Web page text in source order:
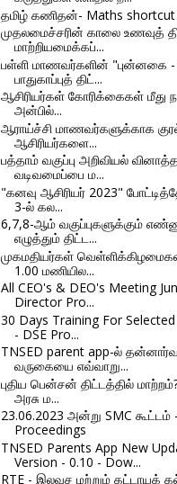
தமிழ் கணிதன்- Maths shortcut
முதலமைச்சரின் காலை உணவுத்
மாற்றியமைக்கப்...
பள்ளி மாணவர்களின் "புன்னகை -
பாதுகாப்புத் திட்...
ஆசிரியர்கள் கோரிக்கைகள் மீது
அன்பில்...
ஆராய்ச்சி மாணவர்களுக்காக
ஆசிரியர்களை...
பத்தாம் வகுப்பு அறிவியல்
வடிவமைப்பை ம...
"கனவு ஆசிரியர் 2023"
3-ல் கல...
6,7,8-ஆம் வகுப்புகளுக்கும்
எழுத்தும் திட்ட...
முகமதியர்கள்
1.00 மணியில...
All CEO's & DEO's Meeting
Director Pro...
30 Days Training For
- DSE Pro...
TNSED parent app-ல்
வருகையை எவ்வாறு...
புதிய பென்சன் திட்டத்தில்
அரசு ம...
23.06.2023 அன்று SMC கூட்டம்
Proceedings
TNSED Parents App New
Version - 0.10 - Dow...
RTE - இலவச மற்றும் கட்டாயக்